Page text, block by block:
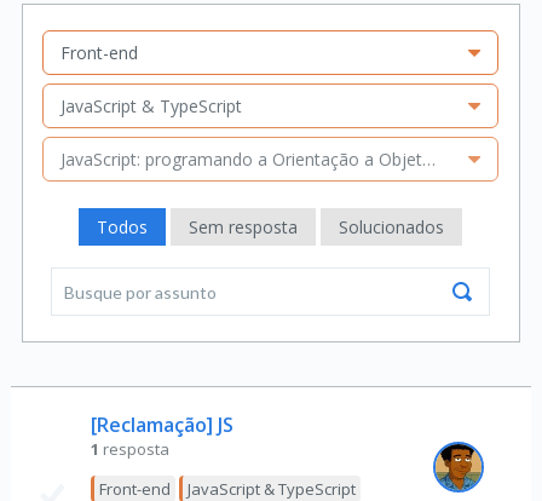
Front-end
JavaScript & TypeScript
JavaScript: programando a Orientação a Objetos
Todos Sem resposta Solucionados
[Reclamação] JS
1 resposta
Front-end
JavaScript & TypeScript